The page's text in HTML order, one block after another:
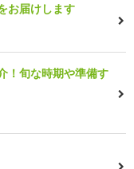
お届けします
！旬な時期や準備す